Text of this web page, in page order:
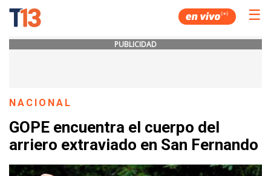
☰
PUBLICIDAD
NACIONAL
GOPE encuentra el cuerpo del
arriero extraviado en San Fernando